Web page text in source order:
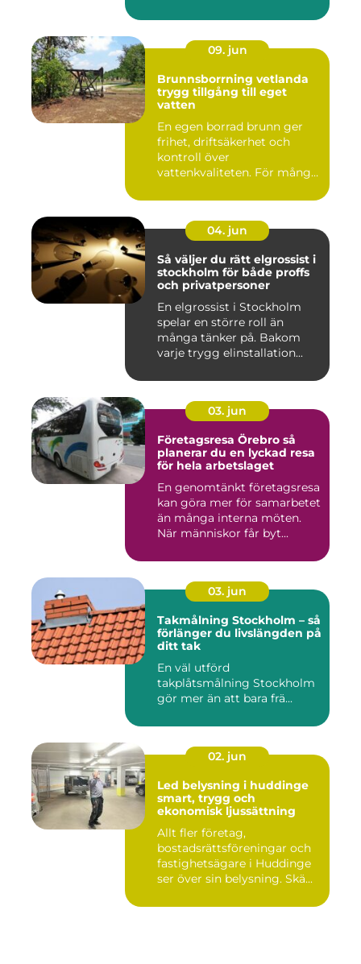
09. jun
Brunnsborrning vetlanda
trygg tillgång till eget
vatten
En egen borrad brunn ger
frihet, driftsäkerhet och
kontroll över
vattenkvaliteten. För många
04. jun
Så väljer du rätt elgrossist i
stockholm för både proffs
och privatpersoner
En elgrossist i Stockholm
spelar en större roll än
många tänker på. Bakom
varje trygg elinstallation...
03. jun
Företagsresa Örebro så
planerar du en lyckad resa
för hela arbetslaget
En genomtänkt företagsresa
kan göra mer för samarbetet
än många interna möten.
När människor får byt...
03. jun
Takmålning Stockholm – så
förlänger du livslängden på
ditt tak
En väl utförd
takplåtsmålning Stockholm
gör mer än att bara frä...
02. jun
Led belysning i huddinge
smart, trygg och
ekonomisk ljussättning
Allt fler företag,
bostadsrättsföreningar och
fastighetsägare i Huddinge
ser över sin belysning. Skä...